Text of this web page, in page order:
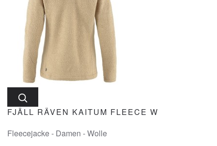
FJÄLL RÄVEN KAITUM FLEECE W
Fleecejacke - Damen - Wolle